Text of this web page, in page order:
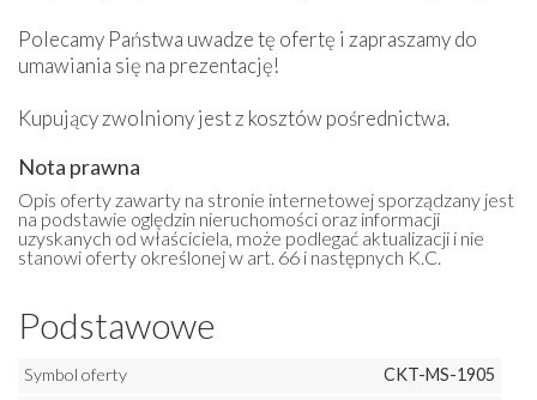
Polecamy Państwa uwadze tę ofertę i zapraszamy do
umawiania się na prezentację!
Kupujący zwolniony jest z kosztów pośrednictwa.
Nota prawna
Opis oferty zawarty na stronie internetowej sporządzany jest
na podstawie oględzin nieruchomości oraz informacji
uzyskanych od właściciela, może podlegać aktualizacji i nie
stanowi oferty określonej w art. 66 i następnych K.C.
Podstawowe
Symbol oferty
CKT-MS-1905